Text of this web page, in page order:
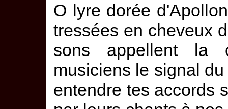
O lyre dorée
tressées en cheveux
sons appellent la
musiciens le signal
entendre tes accords